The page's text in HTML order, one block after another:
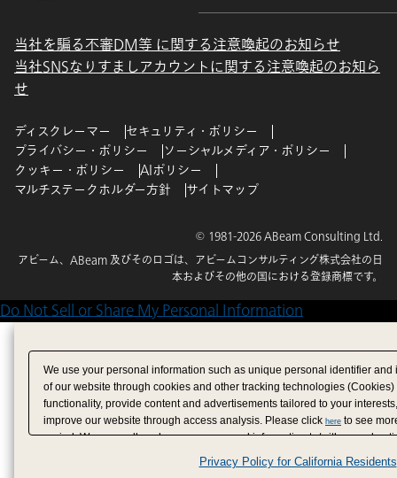
当社を騙る不審DM等 に関する注意喚起のお知らせ
当社SNSなりすましアカウントに関する注意喚起のお知ら
せ
ディスクレーマー
セキュリティ・ポリシー
プライバシー・ポリシー
ソーシャルメディア・ポリシー
クッキー・ポリシー
AIポリシー
マルチステークホルダー方針
サイトマップ
© 1981-2026 ABeam Consulting Ltd.
アビーム、ABeam 及びそのロゴは、アビームコンサルティング株式会社の日
本およびその他の国における登録商標です。
Do Not Sell or Share My Personal Information
We use your personal information such as unique personal identifier
of our website through cookies and other tracking technologies
functionality, provide content and advertisements tailored to your
improve our website through access analysis. Please click here to see
period. We may sell or share your personal information to/with our
have provided to them or that they have collected from your use of their
Privacy Policy for California Residents